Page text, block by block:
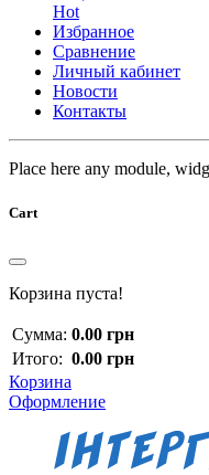
Hot
Избранное
Сравнение
Личный кабинет
Новости
Контакты
Place here any module,
Cart
Корзина пуста!
Сумма: 0.00 грн
Итого: 0.00 грн
Корзина
Оформление